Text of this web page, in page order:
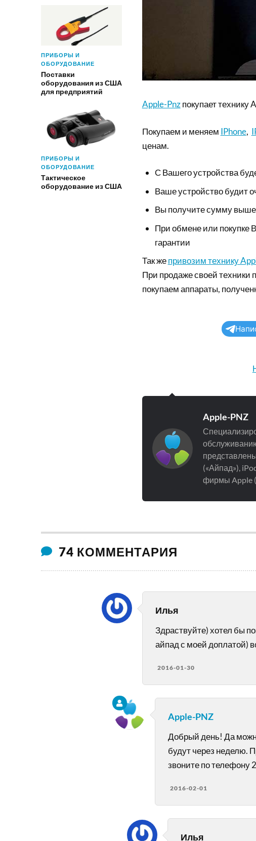
ПРИБОРЫ И
ОБОРУДОВАНИЕ
Поставки
оборудования из США
для предприятий
ПРИБОРЫ И
ОБОРУДОВАНИЕ
Тактическое
оборудование из США
Apple-Pnzпокупает технику
Покупаем и меняем IPhone,
ценам.
С Вашего устройства
Ваше устройство будит
Вы получите сумму выше
При обмене или покупке
гарантии
Так жепривозим технику
При продаже своей техники
покупаем аппараты,
Apple-PNZ
(«Айпад»),
фирмы Apple
74 КОММЕНТАРИЯ
Илья
Здраствуйте) хотел бы
айпад с моей доплатой)
2016-01-30
Apple-PNZ
Добрый день! Да
будут через неделю.
звоните по телефону
2016-02-01
Илья